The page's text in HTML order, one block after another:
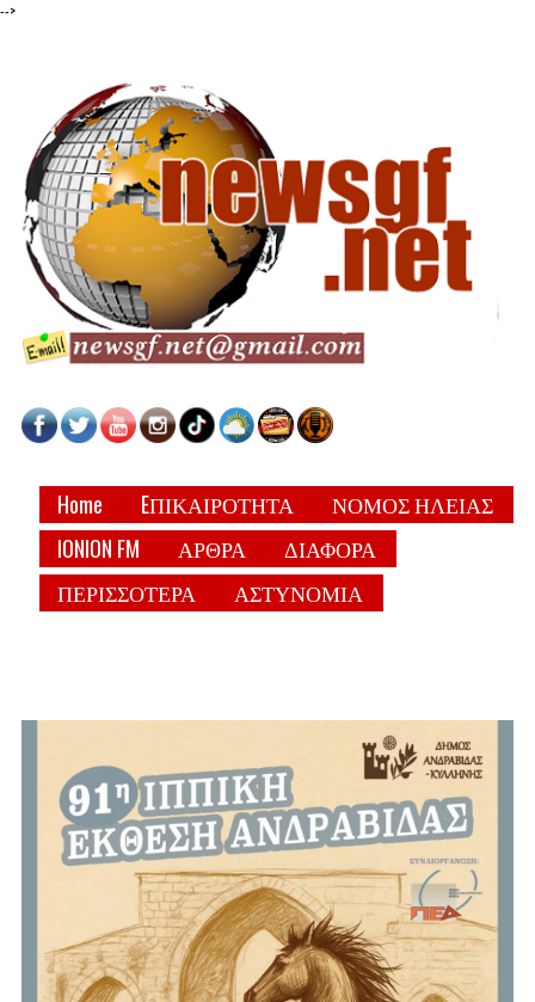
-->
Home EΠΙΚΑΙΡΟΤΗΤΑ
ΝΟΜΟΣ ΗΛΕΙΑΣ
IONION FM
ΑΡΘΡΑ
ΔΙΑΦΟΡΑ
ΠΕΡΙΣΣΟΤΕΡΑ
ΑΣΤΥΝΟΜΙΑ